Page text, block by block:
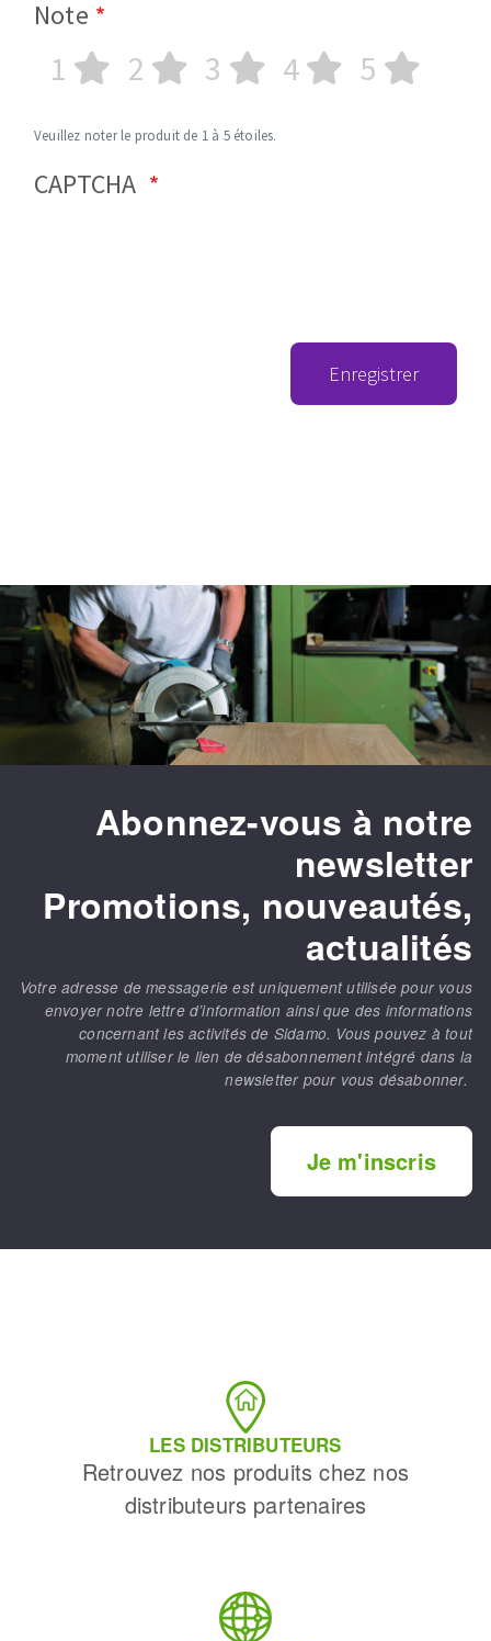
Note
1 2 3 4 5
Veuillez noter le produit de 1 à 5 étoiles.
CAPTCHA
Enregistrer
Abonnez-vous à notre
newsletter
Promotions, nouveautés,
actualités
Votre adresse de messagerie est uniquement utilisée pour vous
envoyer notre lettre d’information ainsi que des informations
concernant les activités de Sidamo. Vous pouvez à tout
moment utiliser le lien de désabonnement intégré dans la
newsletter pour vous désabonner.
Je m'inscris
LES DISTRIBUTEURS
Retrouvez nos produits chez nos
distributeurs partenaires